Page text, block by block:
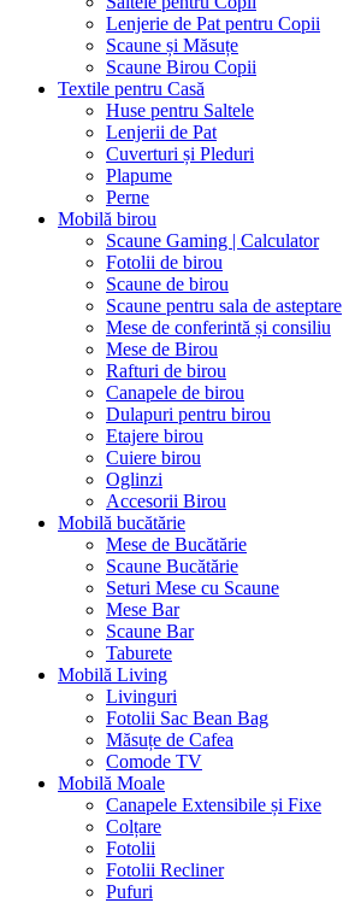
Lenjerie de Pat pentru Copii
Scaune și Măsuțe
Scaune Birou Copii
Textile pentru Casă
Huse pentru Saltele
Lenjerii de Pat
Cuverturi și Pleduri
Plapume
Perne
Mobilă birou
Scaune Gaming | Calculator
Fotolii de birou
Scaune de birou
Scaune pentru sala de asteptare
Mese de conferintă și consiliu
Mese de Birou
Rafturi de birou
Canapele de birou
Dulapuri pentru birou
Etajere birou
Cuiere birou
Oglinzi
Accesorii Birou
Mobilă bucătărie
Mese de Bucătărie
Scaune Bucătărie
Seturi Mese cu Scaune
Mese Bar
Scaune Bar
Taburete
Mobilă Living
Livinguri
Fotolii Sac Bean Bag
Măsuțe de Cafea
Comode TV
Mobilă Moale
Canapele Extensibile și Fixe
Colțare
Fotolii
Fotolii Recliner
Pufuri